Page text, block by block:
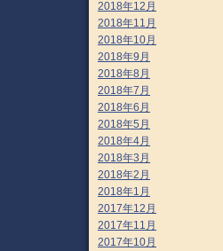
2018年12月
2018年11月
2018年10月
2018年9月
2018年8月
2018年7月
2018年6月
2018年5月
2018年4月
2018年3月
2018年2月
2018年1月
2017年12月
2017年11月
2017年10月